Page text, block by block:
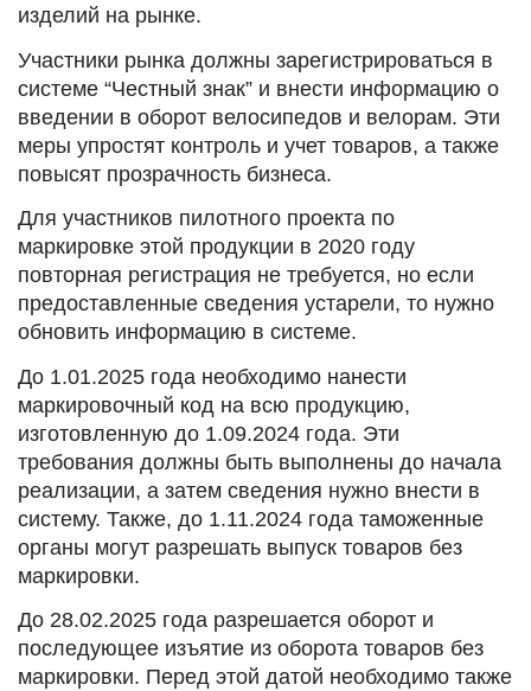
изделий на рынке.
Участники рынка должны зарегистрироваться в
системе “Честный знак” и внести информацию о
введении в оборот велосипедов и велорам. Эти
меры упростят контроль и учет товаров, а также
повысят прозрачность бизнеса.
Для участников пилотного проекта по
маркировке этой продукции в 2020 году
повторная регистрация не требуется, но если
предоставленные сведения устарели, то нужно
обновить информацию в системе.
До 1.01.2025 года необходимо нанести
маркировочный код на всю продукцию,
изготовленную до 1.09.2024 года. Эти
требования должны быть выполнены до начала
реализации, а затем сведения нужно внести в
систему. Также, до 1.11.2024 года таможенные
органы могут разрешать выпуск товаров без
маркировки.
До 28.02.2025 года разрешается оборот и
последующее изъятие из оборота товаров без
маркировки. Перед этой датой необходимо также